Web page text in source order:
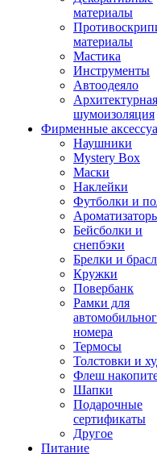
материалы
материалы
Мастика
Инструменты
Автоодеяло
Архитектурная
шумоизоляция
Фирменные
Наушники
Mystery Box
Маски
Наклейки
Футболки и
Бейсболки и
снепбэки
Брелки и
Кружки
Повербанк
Рамки для
номера
Термосы
Толстовки и
Флеш
Шапки
Подарочные
сертификаты
Другое
Питание